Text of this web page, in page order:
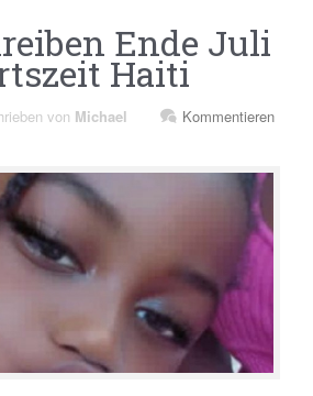
Ende Juli
Haiti
Kommentieren
von Michael